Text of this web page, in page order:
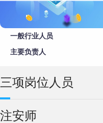
一般行业人员
主要负责人
三项岗位人员
注安师